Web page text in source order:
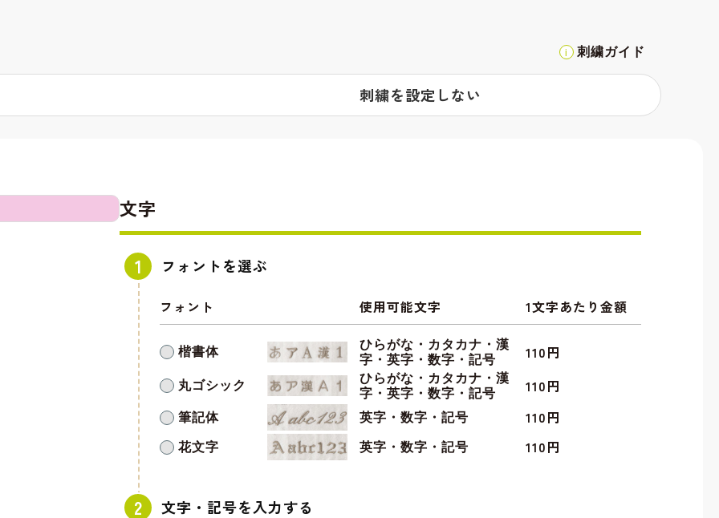
刺繍ガイド
刺繍を設定しない
文字
フォントを選ぶ
フォント 使用可能文字 1文字あたり金額
楷書体
ひらがな・カタカナ・漢
字・英字・数字・記号
110円
丸ゴシック
ひらがな・カタカナ・漢
字・英字・数字・記号
110円
筆記体 英字・数字・記号 110円
花文字 英字・数字・記号 110円
文字・記号を入力する